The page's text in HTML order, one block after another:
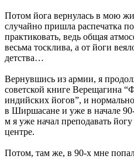
Потом йога вернулась в мою
случайно пришла распечатка
практиковать, ведь общая
весьма тосклива, а от йоги
детства…
Вернувшись из армии, я
советской книге Верещагина
индийских йогов”, и
в Ширшасане и уже в начале 90-
м я уже начал преподавать
центре.
Потом, там же, в 90-х мне